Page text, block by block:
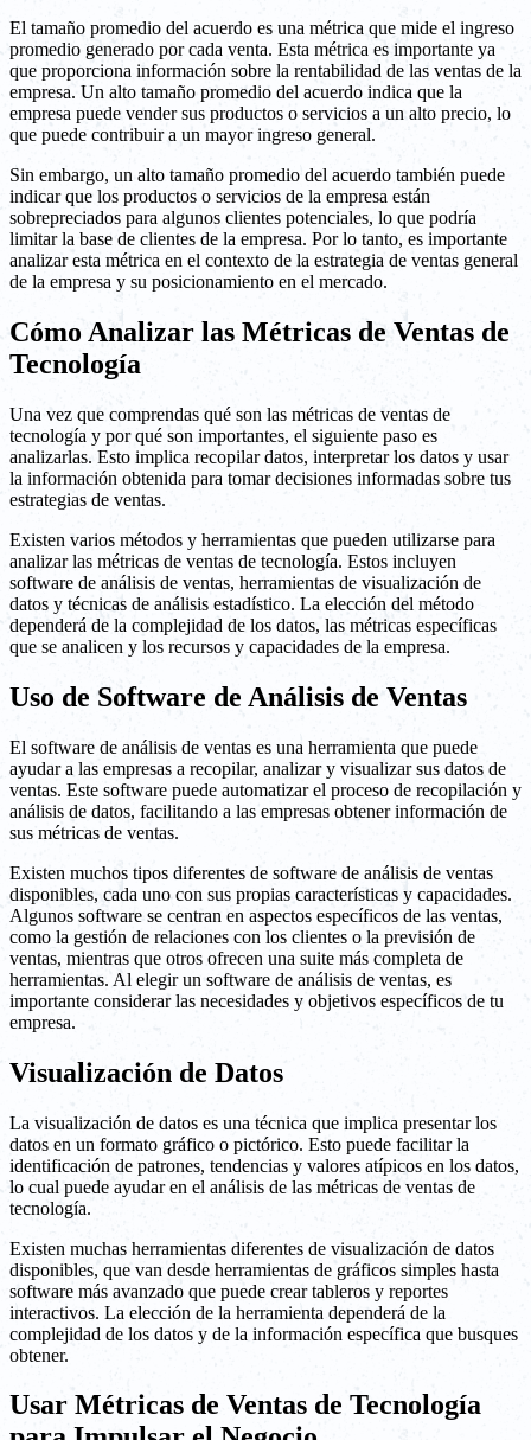
El tamaño promedio del acuerdo es una métrica que mide el ingreso
promedio generado por cada venta. Esta métrica es importante ya
que proporciona información sobre la rentabilidad de las ventas de la
empresa. Un alto tamaño promedio del acuerdo indica que la
empresa puede vender sus productos o servicios a un alto precio, lo
que puede contribuir a un mayor ingreso general.
Sin embargo, un alto tamaño promedio del acuerdo también puede
indicar que los productos o servicios de la empresa están
sobrepreciados para algunos clientes potenciales, lo que podría
limitar la base de clientes de la empresa. Por lo tanto, es importante
analizar esta métrica en el contexto de la estrategia de ventas general
de la empresa y su posicionamiento en el mercado.
Cómo Analizar las Métricas de Ventas de
Tecnología
Una vez que comprendas qué son las métricas de ventas de
tecnología y por qué son importantes, el siguiente paso es
analizarlas. Esto implica recopilar datos, interpretar los datos y usar
la información obtenida para tomar decisiones informadas sobre tus
estrategias de ventas.
Existen varios métodos y herramientas que pueden utilizarse para
analizar las métricas de ventas de tecnología. Estos incluyen
software de análisis de ventas, herramientas de visualización de
datos y técnicas de análisis estadístico. La elección del método
dependerá de la complejidad de los datos, las métricas específicas
que se analicen y los recursos y capacidades de la empresa.
Uso de Software de Análisis de Ventas
El software de análisis de ventas es una herramienta que puede
ayudar a las empresas a recopilar, analizar y visualizar sus datos de
ventas. Este software puede automatizar el proceso de recopilación y
análisis de datos, facilitando a las empresas obtener información de
sus métricas de ventas.
Existen muchos tipos diferentes de software de análisis de ventas
disponibles, cada uno con sus propias características y capacidades.
Algunos software se centran en aspectos específicos de las ventas,
como la gestión de relaciones con los clientes o la previsión de
ventas, mientras que otros ofrecen una suite más completa de
herramientas. Al elegir un software de análisis de ventas, es
importante considerar las necesidades y objetivos específicos de tu
empresa.
Visualización de Datos
La visualización de datos es una técnica que implica presentar los
datos en un formato gráfico o pictórico. Esto puede facilitar la
identificación de patrones, tendencias y valores atípicos en los datos,
lo cual puede ayudar en el análisis de las métricas de ventas de
tecnología.
Existen muchas herramientas diferentes de visualización de datos
disponibles, que van desde herramientas de gráficos simples hasta
software más avanzado que puede crear tableros y reportes
interactivos. La elección de la herramienta dependerá de la
complejidad de los datos y de la información específica que busques
obtener.
Usar Métricas de Ventas de Tecnología